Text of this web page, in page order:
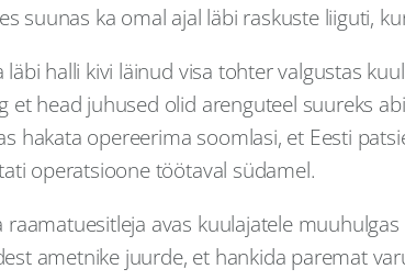
suunas ka omal ajal läbi raskuste liiguti,
läbi halli kivi läinud visa tohter valgustas
et head juhused olid arenguteel suureks
hakata opereerima soomlasi, et Eesti
operatsioone töötaval südamel.
raamatuesitleja avas kuulajatele
ametnike juurde, et hankida paremat